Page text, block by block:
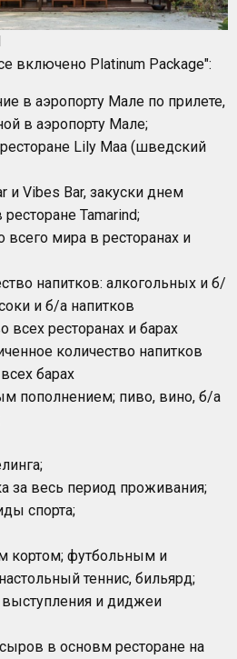
включено Platinum Package":
в аэропорту Мале по прилете,
в аэропорту Мале;
Lily Maa (шведский
и Vibes Bar, закуски днем
Tamarind;
всего мира в ресторанах и
напитков: алкогольных и б/
и б/а напитков
всех ресторанах и барах
количество напитков
барах
пополнением; пиво, вино, б/а
за весь период проживания;
спорта;
кортом; футбольным и
теннис, бильярд;
и диджеи
в основм ресторане на